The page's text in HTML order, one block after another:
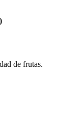
de frutas.